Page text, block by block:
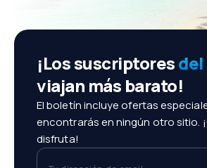
¡Los suscriptores
viajan más barato!
El boletín incluye ofertas
encontrarás en ningún otro sitio.
disfruta!
Tu dirección de email